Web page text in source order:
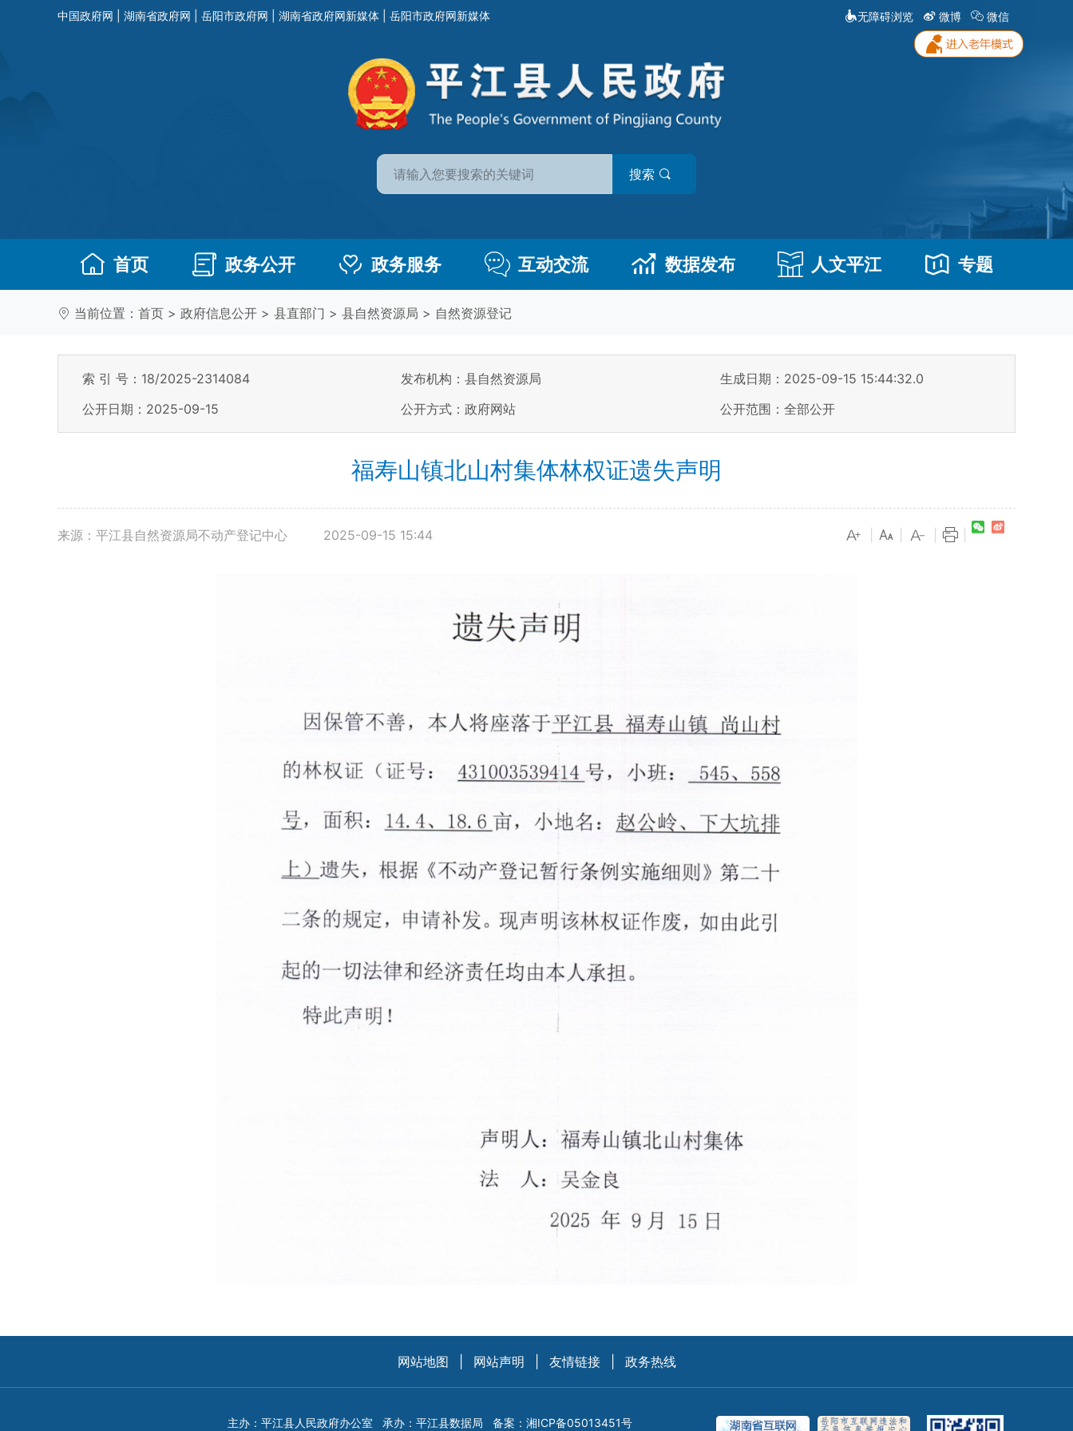
中国政府网 湖南省政府网 岳阳市政府网 湖南省政府网新媒体 岳阳市政府网新媒体 无障碍浏览 微博 微信
搜索
首页 政务公开 政务服务 互动交流 数据发布 人文平江 专题
当前位置： 首页 > 政府信息公开 > 县直部门 > 县自然资源局 > 自然资源登记
索 引 号：18/2025-2314084 发布机构：县自然资源局
生成日期：2025-09-15 15:44:32.0
公开日期：2025-09-15
公开方式：政府网站 公开范围：全部公开
福寿山镇北山村集体林权证遗失声明
来源：平江县自然资源局不动产登记中心 2025-09-15 15:44
网站地图 网站声明 友情链接 政务热线
主办：平江县人民政府办公室 承办：平江县数据局 备案： 湘ICP备05013451号